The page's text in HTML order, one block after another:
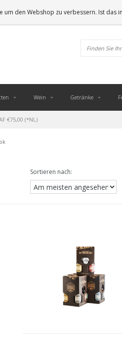
Wein Getränke
€75,00 (*NL)
Sortieren nach:
den Webshop zu verbessern. Ist das